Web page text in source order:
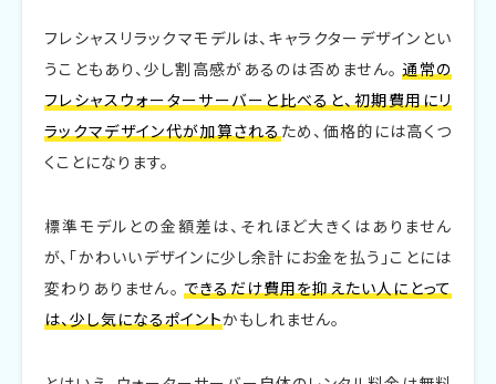
フレシャスリラックマモデルは、キャラクターデザインとい
うこともあり、少し割高感があるのは否めません。通常の
フレシャスウォーターサーバーと比べると、初期費用にリ
ラックマデザイン代が加算されるため、価格的には高くつ
くことになります。
標準モデルとの金額差は、それほど大きくはありません
が、「かわいいデザインに少し余計にお金を払う」ことには
変わりありません。 できるだけ費用を抑えたい人にとって
は、少し気になるポイントかもしれません。